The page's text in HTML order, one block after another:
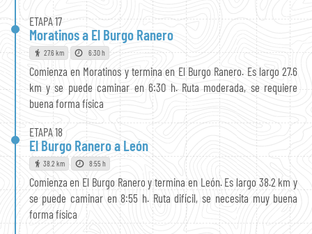
ETAPA 17
Moratinos a El Burgo Ranero
27.6 km 6:30 h
Comienza en Moratinos y termina en El Burgo Ranero. Es largo 27.6
km y se puede caminar en 6:30 h. Ruta moderada, se requiere
buena forma física
ETAPA 18
El Burgo Ranero a León
38.2 km 8:55 h
Comienza en El Burgo Ranero y termina en León. Es largo 38.2 km y
se puede caminar en 8:55 h. Ruta difícil, se necesita muy buena
forma física